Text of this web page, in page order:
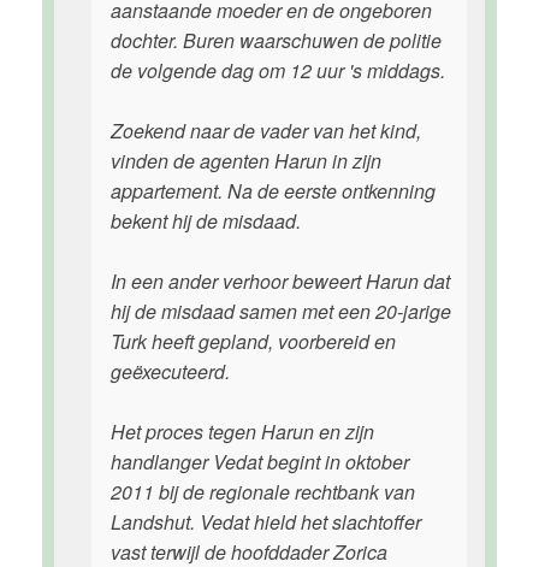
aanstaande moeder en de ongeboren
dochter. Buren waarschuwen de politie
de volgende dag om 12 uur 's middags.
Zoekend naar de vader van het kind,
vinden de agenten Harun in zijn
appartement. Na de eerste ontkenning
bekent hij de misdaad.
In een ander verhoor beweert Harun dat
hij de misdaad samen met een 20-jarige
Turk heeft gepland, voorbereid en
geëxecuteerd.
Het proces tegen Harun en zijn
handlanger Vedat begint in oktober
2011 bij de regionale rechtbank van
Landshut. Vedat hield het slachtoffer
vast terwijl de hoofddader Zorica